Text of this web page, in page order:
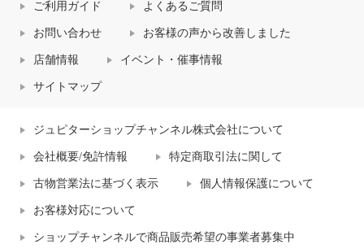
ご利用ガイド よくあるご質問
お問い合わせ お客様の声から改善しました
店舗情報 イベント・催事情報
サイトマップ
ジュピターショップチャンネル株式会社について
会社概要/免許情報 特定商取引法に関して
古物営業法に基づく表示 個人情報保護について
お客様対応について
ショップチャンネルで商品販売希望の事業者募集中